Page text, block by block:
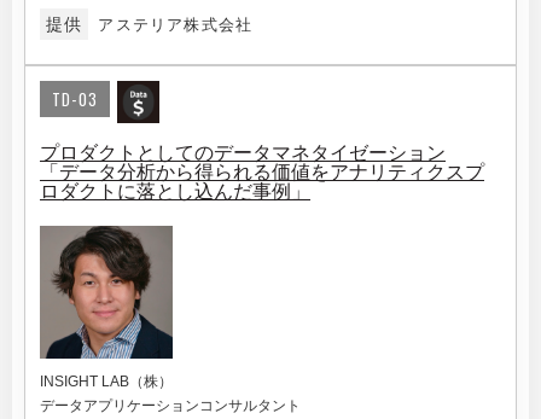
提供 アステリア株式会社
TD-03
プロダクトとしてのデータマネタイゼーション
「データ分析から得られる価値をアナリティクスプ
ロダクトに落とし込んだ事例」
INSIGHT LAB（株）
データアプリケーションコンサルタント